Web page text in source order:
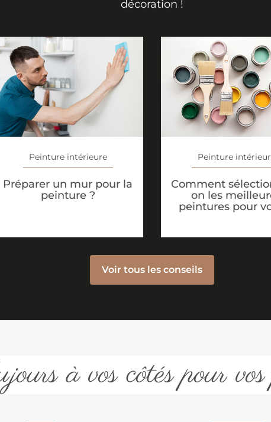
décoration !
Peinture intérieure
Préparer un mur pour la
peinture ?
Peinture
Comment
on les
peintures pour
Voir tous les conseils
à vos côtés pour